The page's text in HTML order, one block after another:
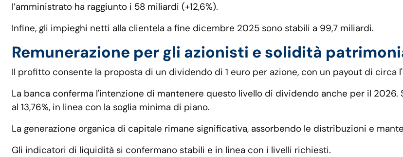
l’amministrato ha raggiunto i 58 miliardi (+12,6%).
Infine, gli impieghi netti alla clientela a fine dicembre 2025 sono stabili a 99,7 miliardi.
Remunerazione per gli azionisti e solidità
Il profitto consente la proposta di un dividendo di 1 euro per azione, con un payout di circa
La banca conferma l'intenzione di mantenere questo livello di dividendo anche per il 2026.
al 13,76%, in linea con la soglia minima di piano.
La generazione organica di capitale rimane significativa, assorbendo le distribuzioni e
Gli indicatori di liquidità si confermano stabili e in linea con i livelli richiesti.